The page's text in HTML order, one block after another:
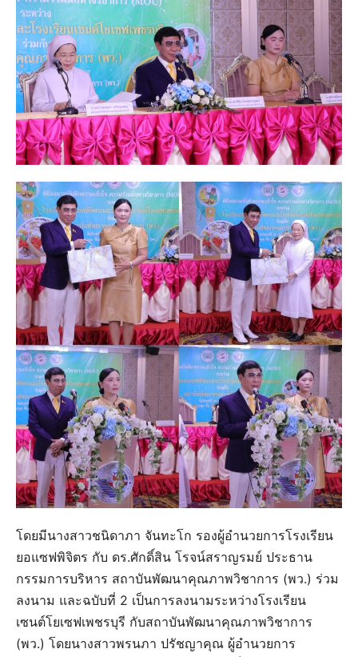
โดยมีนางสาวชนิดาภา จันทะโก รองผู้อำนวยการโรงเรียน
ยอแซฟพิจิตร กับ ดร.ศักดิ์สิน โรจน์สราญรมย์ ประธาน
กรรมการบริหาร สถาบันพัฒนาคุณภาพวิชาการ (พว.) ร่วม
ลงนาม และฉบับที่ 2 เป็นการลงนามระหว่างโรงเรียน
เซนต์โยเซฟเพชรบุรี กับสถาบันพัฒนาคุณภาพวิชาการ
(พว.) โดยนางสาวพรนภา ปรัชญาคุณ ผู้อำนวยการ